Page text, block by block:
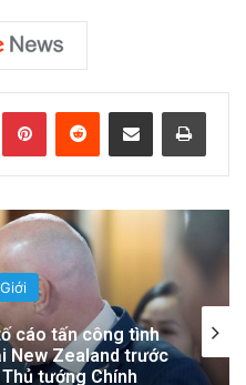
Của Chính Quyền Trong Việc
PinterestReddit Share via Email Print
Đồng Đội và Tấn
Tại Crimea